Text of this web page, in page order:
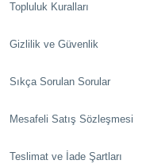
Topluluk Kuralları
Gizlilik ve Güvenlik
Sıkça Sorulan Sorular
Mesafeli Satış Sözleşmesi
Teslimat ve İade Şartları